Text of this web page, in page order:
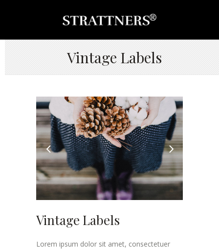
Vintage Labels
Vintage Labels
Lorem ipsum dolor sit amet, consectetuer